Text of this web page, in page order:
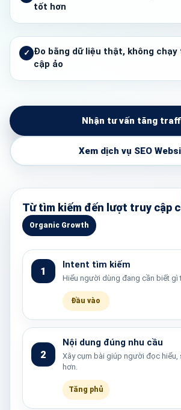
tốt hơn
Đo bằng dữ liệu thật, không
cập ảo
Nhận tư vấn tăng
Xem dịch vụ SEO
Từ tìm kiếm đến lượt truy cập
Organic Growth
1
Intent tìm kiếm
Hiểu người dùng đang cần biết gì
Đầu vào
2
Nội dung đúng nhu cầu
Xây cụm bài giúp người đọc hiểu,
hơn.
Tăng phủ